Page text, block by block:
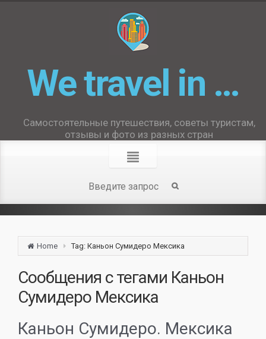
We travel in …
Самостоятельные путешествия, советы туристам,
отзывы и фото из разных стран
Home Tag: Каньон Сумидеро Мексика
Сообщения с тегами Каньон
Сумидеро Мексика
Каньон Сумидеро. Мексика